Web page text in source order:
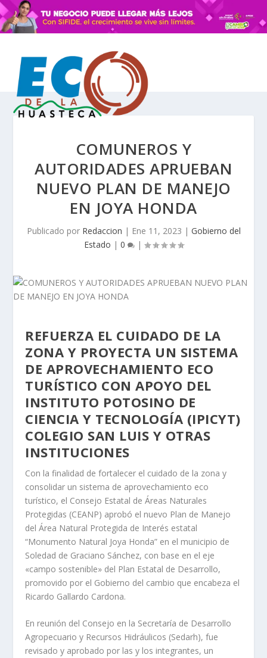
COMUNEROS Y
AUTORIDADES APRUEBAN
NUEVO PLAN DE MANEJO
EN JOYA HONDA
Publicado por Redaccion | Ene 11, 2023 | Gobierno del
Estado | 0 |
REFUERZA EL CUIDADO DE LA
ZONA Y PROYECTA UN SISTEMA
DE APROVECHAMIENTO ECO
TURÍSTICO CON APOYO DEL
INSTITUTO POTOSINO DE
CIENCIA Y TECNOLOGÍA (IPICYT)
COLEGIO SAN LUIS Y OTRAS
INSTITUCIONES
Con la finalidad de fortalecer el cuidado de la zona y
consolidar un sistema de aprovechamiento eco
turístico, el Consejo Estatal de Áreas Naturales
Protegidas (CEANP) aprobó el nuevo Plan de Manejo
del Área Natural Protegida de Interés estatal
“Monumento Natural Joya Honda” en el municipio de
Soledad de Graciano Sánchez, con base en el eje
«campo sostenible» del Plan Estatal de Desarrollo,
promovido por el Gobierno del cambio que encabeza el
Ricardo Gallardo Cardona.
En reunión del Consejo en la Secretaría de Desarrollo
Agropecuario y Recursos Hidráulicos (Sedarh), fue
revisado y aprobado por las y los integrantes, un